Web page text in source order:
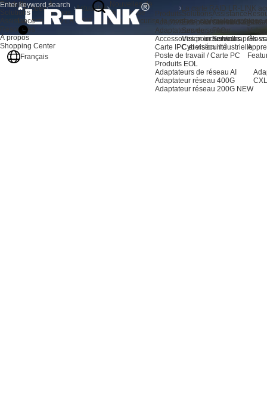
Produits
Adaptateurs pour serveurs AI
Adaptateurs de serveur
Accessoires pour serveurs
Carte IPC et vision industrielle
Poste de travail / Carte PC
Produits EOL
Adaptateurs de réseau AI
Adaptateur réseau 400G
Adaptateur réseau 200G NEW
Solutions
Extension du stockage
Serveur
Vision industrielle
Cybersécurité
Assistance
Centre
FAQ
Service après-
Video
Produits
Solutions
Assistance
Resources
À propos
Shopping Center
Français
Accueil À
propos
Actualités
Nouvelles de
l'entreprise
La carte RAID LR-LINK accélère et sécurise le montage cinématographique